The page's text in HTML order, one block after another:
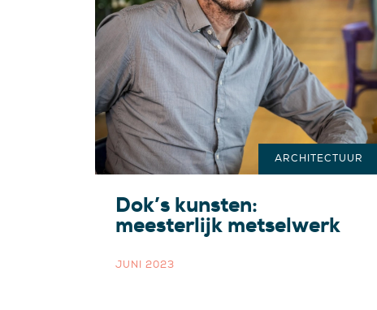
Dok’s kunsten:
meesterlijk metselwerk
JUNI 2023
ARCHITECTUUR